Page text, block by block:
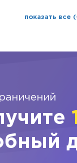
показать все